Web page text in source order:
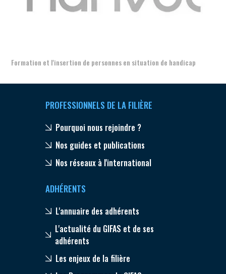
Formation et l'insertion de personnes en situation de handicap
PROFESSIONNELS DE LA FILIÈRE
Pourquoi nous rejoindre ?
Nos guides et publications
Nos réseaux à l'international
ADHÉRENTS
L'annuaire des adhérents
L'actualité du GIFAS et de ses
adhérents
Les enjeux de la filière